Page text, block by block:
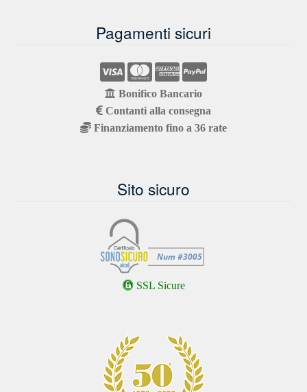
Pagamenti sicuri
Bonifico Bancario
Contanti alla consegna
Finanziamento fino a 36 rate
Sito sicuro
SSL Sicure